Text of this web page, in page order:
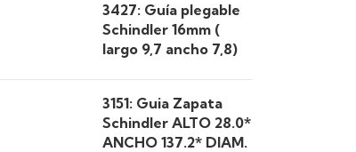
3427: Guía plegable
Schindler 16mm (
largo 9,7 ancho 7,8)
3151: Guia Zapata
Schindler ALTO 28.0*
ANCHO 137.2* DIAM.